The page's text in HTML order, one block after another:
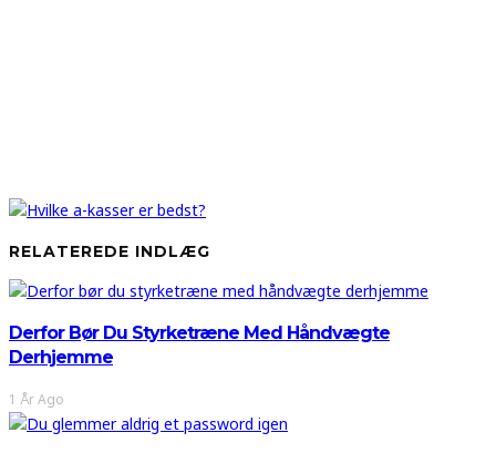
RELATEREDE INDLÆG
Derfor Bør Du Styrketræne Med Håndvægte
Derhjemme
1 År Ago